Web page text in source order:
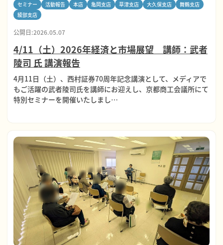
セミナー 活動報告 本店 亀岡支店 草津支店 大久保支店
舞鶴支店
綾部支店
公開日:2026.05.07
4/11（土）2026年経済と市場展望 講師：武者
陵司 氏 講演報告
4月11日（土）、西村証券70周年記念講演として、メディアで
もご活躍の武者陵司氏を講師にお迎えし、京都商工会議所にて
特別セミナーを開催いたしまし…